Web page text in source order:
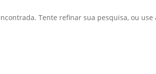
Tente refinar sua pesquisa, ou